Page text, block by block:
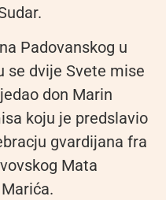
Padovanskog u
se dvije Svete mise
don Marin
koju je predslavio
gvardijana fra
Mata